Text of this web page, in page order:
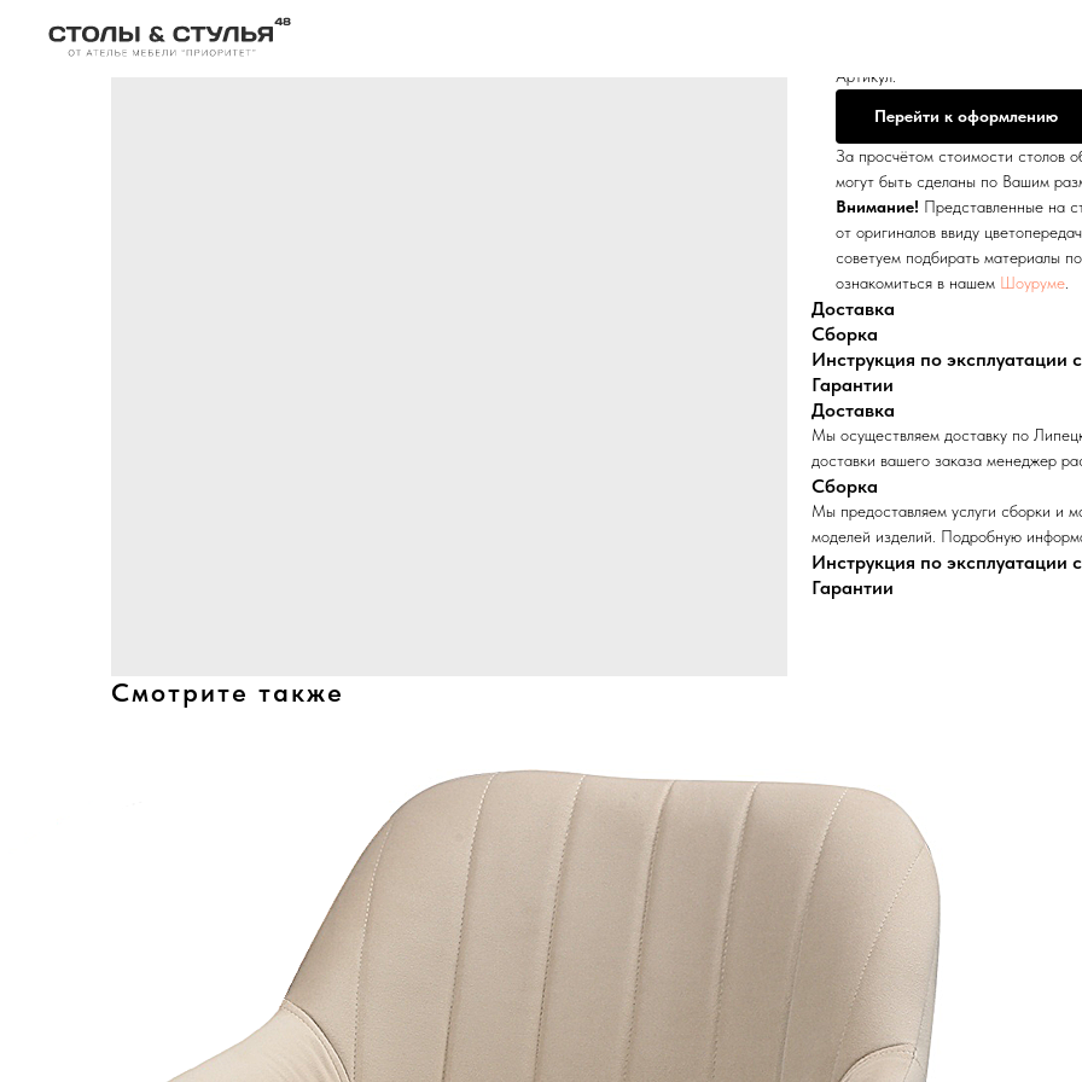
Артикул:
Перейти к оформлению
За просчётом стоимости столов
могут быть сделаны по Вашим
Внимание! Представленные на
от оригиналов ввиду
советуем подбирать материалы
ознакомиться в нашем Шоуруме
Доставка
Сборка
Инструкция по эксплуатации
Гарантии
Доставка
Мы осуществляем доставку по
доставки вашего заказа менеджер
Сборка
Мы предоставляем услуги сборки и
моделей изделий. Подробную
Инструкция по эксплуатации
Гарантии
Смотрите также